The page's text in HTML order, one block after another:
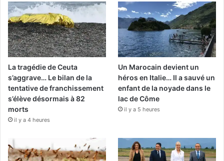
La tragédie de Ceuta
s’aggrave… Le bilan de la
tentative de franchissement
s’élève désormais à 82
morts
il y a 4 heures
Un Marocain devient un
héros en Italie… Il a sauvé un
enfant de la noyade dans le
lac de Côme
il y a 5 heures